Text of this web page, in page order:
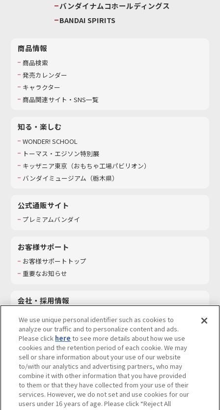
バンダイナムコホールディングス
BANDAI SPIRITS
商品情報
商品検索
発売カレンダー
キャラクター
商品関連サイト・SNS一覧
知る・楽しむ
WONDER! SCHOOL
トーマス・エジソン特別展
キッザニア東京（おもちゃ工場パビリオン）​
バンダイミュージアム（栃木県）
公式通販サイト
プレミアムバンダイ
お客様サポート
お客様サポートトップ
重要なお知らせ
会社・採用情報
採用情報
サステナビリティ
お問い合わせ
ウェブサイトご利用条件 ソーシャルメディアポリシー
We use unique personal identifier such as cookies to
analyze our traffic and to personalize content and ads.
Please click here to see more details about how we use
cookies and the retention period of each cookie. We may
sell or share information about your use of our website
to/with our analytics and advertising partners, who may
combine it with other information that you have provided
to them or that they have collected from your use of their
services. However, we do not set and use cookies for our
users under 16 years of age. Please click “Reject All